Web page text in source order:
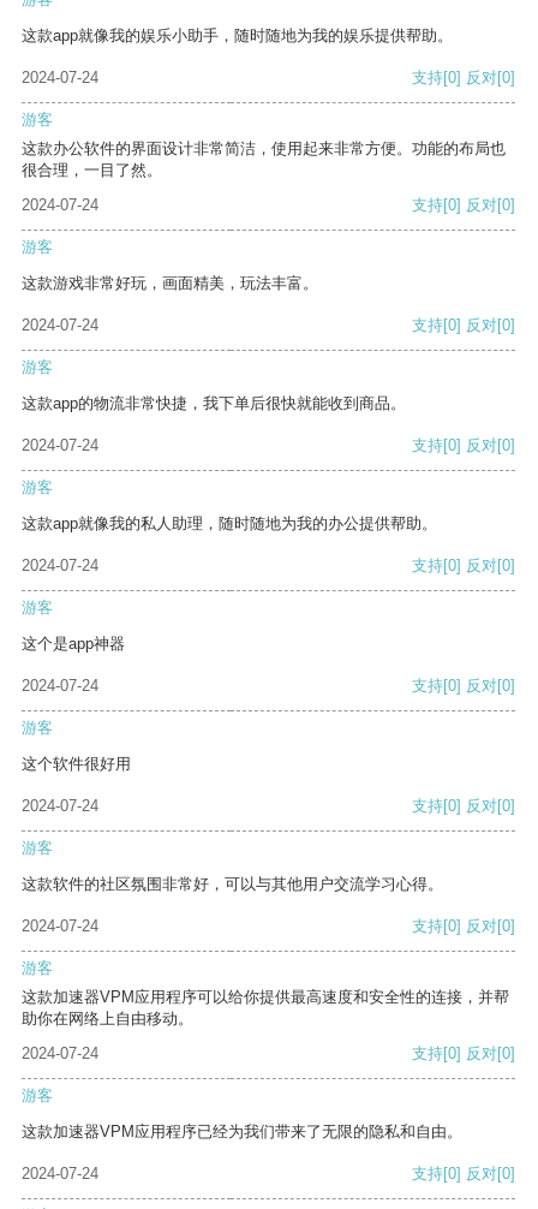
这款app就像我的娱乐小助手，随时随地为我的娱乐提供帮助。
2024-07-24 支持[0] 反对[0]
游客
这款办公软件的界面设计非常简洁，使用起来非常方便。功能的布局也
很合理，一目了然。
2024-07-24
支持[0] 反对[0]
游客
这款游戏非常好玩，画面精美，玩法丰富。
2024-07-24 支持[0] 反对[0]
游客
这款app的物流非常快捷，我下单后很快就能收到商品。
2024-07-24 支持[0] 反对[0]
游客
这款app就像我的私人助理，随时随地为我的办公提供帮助。
2024-07-24 支持[0] 反对[0]
游客
这个是app神器
2024-07-24 支持[0] 反对[0]
游客
这个软件很好用
2024-07-24 支持[0] 反对[0]
游客
这款软件的社区氛围非常好，可以与其他用户交流学习心得。
2024-07-24 支持[0] 反对[0]
游客
这款加速器VPM应用程序可以给你提供最高速度和安全性的连接，并帮
助你在网络上自由移动。
2024-07-24
支持[0] 反对[0]
游客
这款加速器VPM应用程序已经为我们带来了无限的隐私和自由。
2024-07-24 支持[0] 反对[0]